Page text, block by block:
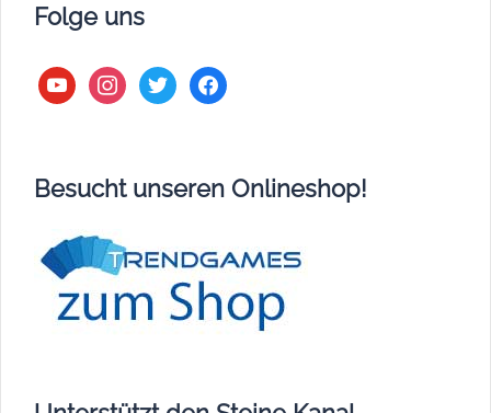
Folge uns
youtubeinstagram
twitter facebook
Besucht unseren Onlineshop!